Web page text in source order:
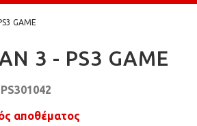
GAME
3 - PS3 GAME
PS301042
αποθέματος